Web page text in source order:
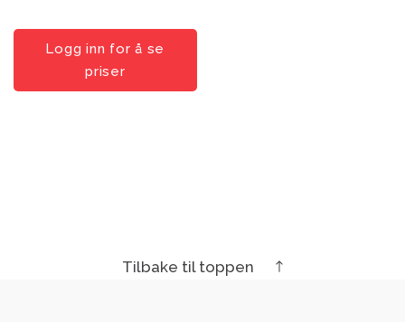
Logg inn for å se
priser
Tilbake til toppen